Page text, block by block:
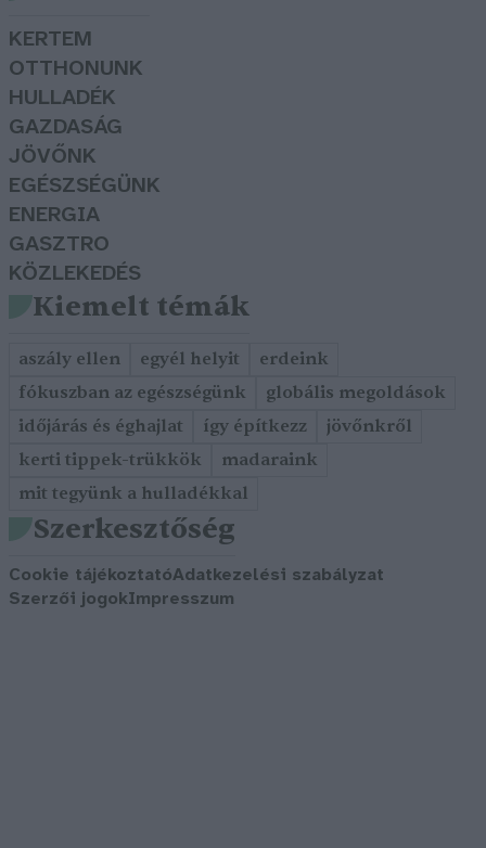
KERTEM
OTTHONUNK
HULLADÉK
GAZDASÁG
JÖVŐNK
EGÉSZSÉGÜNK
ENERGIA
GASZTRO
KÖZLEKEDÉS
Kiemelt témák
aszály ellen egyél helyit
erdeink
fókuszban az egészségünk
globális megoldások
időjárás és éghajlat
így építkezz
jövőnkről
kerti tippek-trükkök
madaraink
mit tegyünk a hulladékkal
Szerkesztőség
Cookie tájékoztatóAdatkezelési szabályzat
Szerzői jogokImpresszum